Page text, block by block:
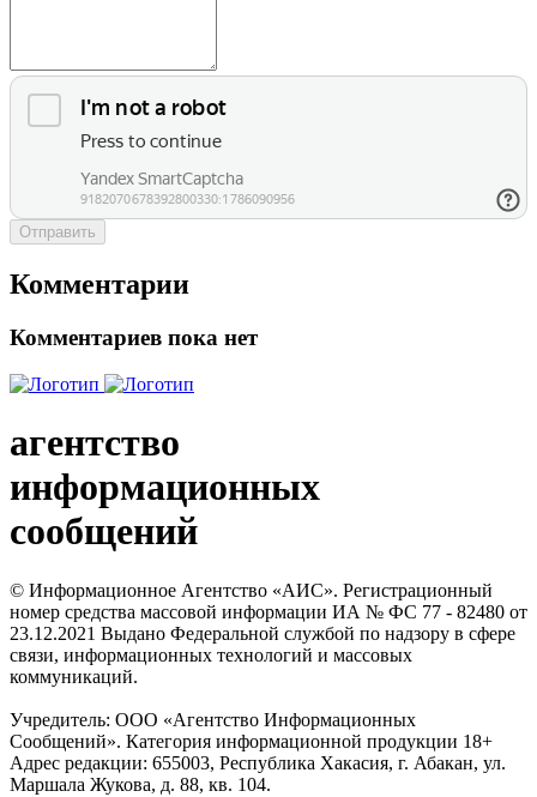
Отправить
Комментарии
Комментариев пока нет
агентство
информационных
сообщений
© Информационное Агентство «АИС». Регистрационный
номер средства массовой информации ИА № ФС 77 - 82480 от
23.12.2021 Выдано Федеральной службой по надзору в сфере
связи, информационных технологий и массовых
коммуникаций.
Учредитель: ООО «Агентство Информационных
Сообщений». Категория информационной продукции 18+
Адрес редакции: 655003, Республика Хакасия, г. Абакан, ул.
Маршала Жукова, д. 88, кв. 104.